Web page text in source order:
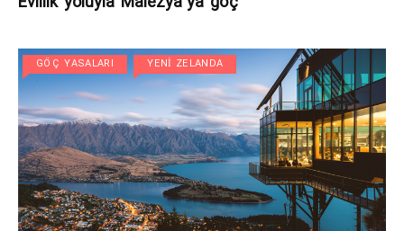
GÖÇ YASALARI YENI ZELANDA